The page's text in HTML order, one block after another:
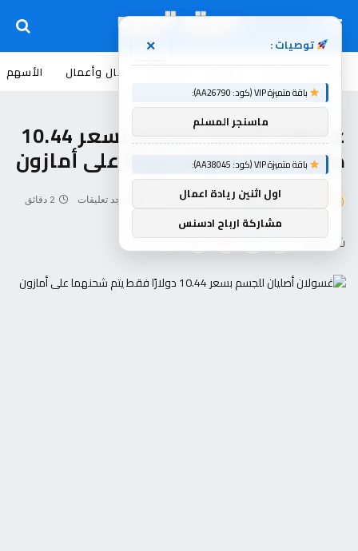
اخبار أسواق عروض منوعات مال وأعمال الأسهم
منوعات
غسولان أصليان للجسم بسعر 10.44
دولارًا فقط يتم شحنهما على أمازون
souq-arb يونيو 30, 2026 لا توجد تعليقات 2 دقائق
شاركها
توصيات : ×
باقة متميزة VIP (كود: AA26790):
ماسنجر المسلم
باقة متميزة VIP (كود: AA38045):
اول اثنين ريادة اعمال
مشاركة ارباح ادسنس